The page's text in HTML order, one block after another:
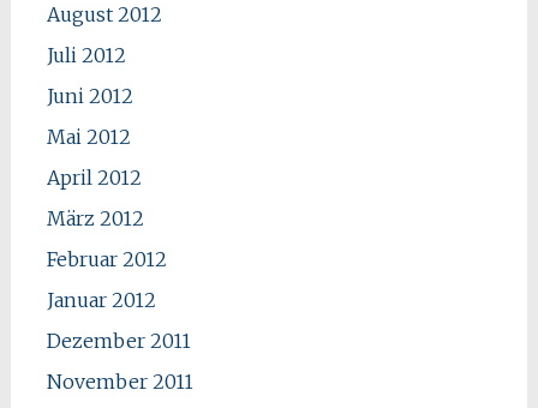
August 2012
Juli 2012
Juni 2012
Mai 2012
April 2012
März 2012
Februar 2012
Januar 2012
Dezember 2011
November 2011